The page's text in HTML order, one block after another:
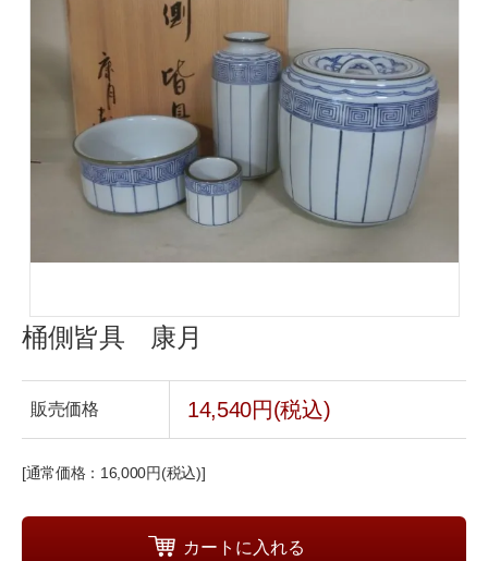
桶側皆具 康月
販売価格 14,540円(税込)
[通常価格：16,000円(税込)]